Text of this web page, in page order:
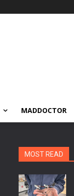
MADDOCTOR
MOST READ